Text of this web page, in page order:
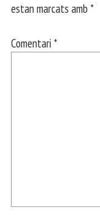
estan marcats amb *
Comentari *